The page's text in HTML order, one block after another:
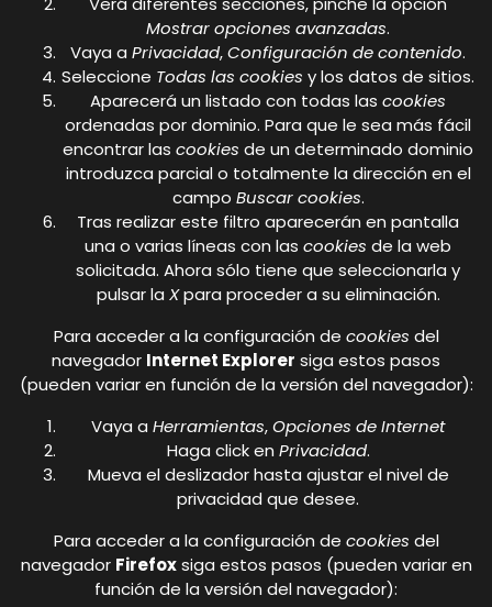
Mostrar opciones avanzadas.
Vaya a Privacidad,Configuración de contenido.
Seleccione Todas las cookies y los datos de sitios.
Aparecerá un listado con todas las cookies
ordenadas por dominio. Para que le sea más fácil
encontrar las cookies de un determinado dominio
introduzca parcial o totalmente la dirección en el
campo Buscar cookies.
Tras realizar este filtro aparecerán en pantalla
una o varias líneas con las cookies de la web
solicitada. Ahora sólo tiene que seleccionarla y
pulsar la Xpara proceder a su eliminación.
Para acceder a la configuración de cookies del
navegador Internet Explorer siga estos pasos
(pueden variar en función de la versión del navegador):
Vaya a Herramientas,Opciones de Internet
Haga click en Privacidad.
Mueva el deslizador hasta ajustar el nivel de
privacidad que desee.
Para acceder a la configuración de cookies del
navegador Firefoxsiga estos pasos (pueden variar en
función de la versión del navegador):